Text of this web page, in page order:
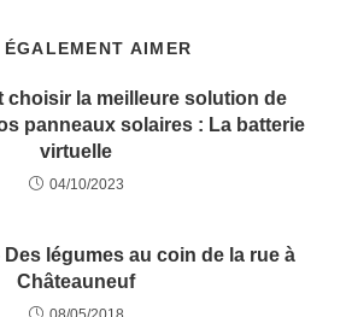
AIMER
choisir la meilleure solution de
panneaux solaires : La batterie
virtuelle
04/10/2023
Des légumes au coin de la rue à
Châteauneuf